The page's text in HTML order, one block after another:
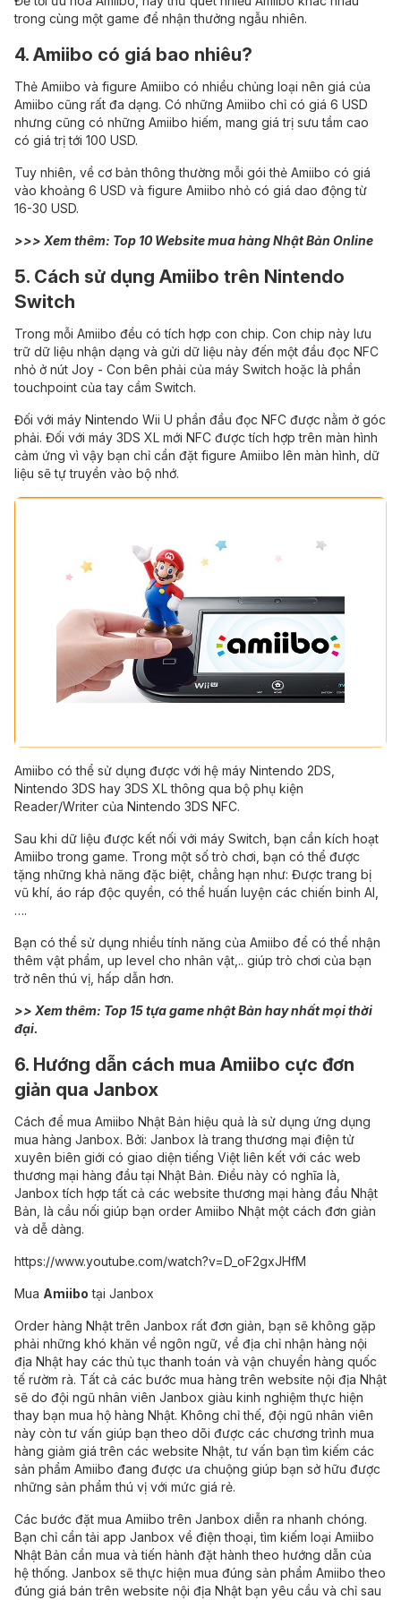
trong cùng một game để nhận thưởng ngẫu nhiên.
4. Amiibo có giá bao nhiêu?
Thẻ Amiibo và figure Amiibo có nhiều chủng loại nên giá của
Amiibo cũng rất đa dạng. Có những Amiibo chỉ có giá 6 USD
nhưng cũng có những Amiibo hiếm, mang giá trị sưu tầm cao
có giá trị tới 100 USD.
Tuy nhiên, về cơ bản thông thường mỗi gói thẻ Amiibo có giá
vào khoảng 6 USD và figure Amiibo nhỏ có giá dao động từ
16-30 USD.
>>> Xem thêm: Top 10 Website mua hàng Nhật Bản Online
5. Cách sử dụng Amiibo trên Nintendo
Switch
Trong mỗi Amiibo đều có tích hợp con chip. Con chip này lưu
trữ dữ liệu nhận dạng và gửi dữ liệu này đến một đầu đọc NFC
nhỏ ở nút Joy - Con bên phải của máy Switch hoặc là phần
touchpoint của tay cầm Switch.
Đối với máy Nintendo Wii U phần đầu đọc NFC được nằm ở góc
phải. Đối với máy 3DS XL mới NFC được tích hợp trên màn hình
cảm ứng vì vậy bạn chỉ cần đặt figure Amiibo lên màn hình, dữ
liệu sẽ tự truyền vào bộ nhớ.
Amiibo có thể sử dụng được với hệ máy Nintendo 2DS,
Nintendo 3DS hay 3DS XL thông qua bộ phụ kiện
Reader/Writer của Nintendo 3DS NFC.
Sau khi dữ liệu được kết nối với máy Switch, bạn cần kích hoạt
Amiibo trong game. Trong một số trò chơi, bạn có thể được
tặng những khả năng đặc biệt, chẳng hạn như: Được trang bị
vũ khí, áo ráp độc quyền, có thể huấn luyện các chiến binh AI,
….
Bạn có thể sử dụng nhiều tính năng của Amiibo để có thể nhận
thêm vật phẩm, up level cho nhân vật,.. giúp trò chơi của bạn
trở nên thú vị, hấp dẫn hơn.
>> Xem thêm: Top 15 tựa game nhật Bản hay nhất mọi thời
đại.
6. Hướng dẫn cách mua Amiibo cực đơn
giản qua Janbox
Cách để mua Amiibo Nhật Bản hiệu quả là sử dụng ứng dụng
mua hàng Janbox. Bởi: Janbox là trangthương mại điện tử
xuyên biên giới có giao diện tiếng Việt liên kết với các web
thương mại hàng đầu tại Nhật Bản. Điều này có nghĩa là,
Janbox tích hợp tất cả các website thương mại hàng đầu Nhật
Bản, là cầu nối giúp bạn order Amiibo Nhật một cách đơn giản
và dễ dàng.
https://www.youtube.com/watch?v=D_oF2gxJHfM
Mua Amiibo tại Janbox
Order hàng Nhậttrên Janbox rất đơn giản, bạn sẽ không gặp
phải những khó khăn về ngôn ngữ, về địa chỉ nhận hàng nội
địa Nhật hay các thủ tục thanh toán và vận chuyển hàng quốc
tế rườm rà. Tất cả các bước mua hàng trên website nội địa Nhật
sẽ do đội ngũ nhân viên Janbox giàu kinh nghiệm thực hiện
thay bạn mua hộ hàng Nhật. Không chỉ thế, đội ngũ nhân viên
này còn tư vấn giúp bạn theo dõi được các chương trình mua
hàng giảm giá trên các website Nhật, tư vấn bạn tìm kiếm các
sản phẩm Amiibo đang được ưa chuộng giúp bạn sở hữu được
những sản phẩm thú vị với mức giá rẻ.
Các bước đặt mua Amiibo trên Janbox diễn ra nhanh chóng.
Bạn chỉ cần tải app Janbox về điện thoại, tìm kiếm loại Amiibo
Nhật Bản cần mua và tiến hành đặt hành theo hướng dẫn của
hệ thống. Janbox sẽ thực hiện mua đúng sản phẩm Amiibo theo
đúng giá bán trên website nội địa Nhật bạn yêu cầu và chỉ sau